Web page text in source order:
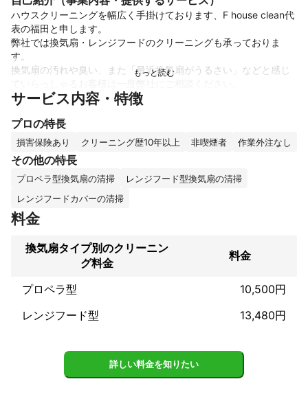
ハウスクリーニングを幅広く手掛けております、F house clean代
表の福田と申します。
弊社では換気扇・レンジフードのクリーニングも承っておりま
す。
換気扇の汚れや臭い、また「最近換気扇がうるさい」などと感じ
プロの手による徹底的なクリーニングで暮らしを快適に改善させ
弊社のスタッフは、大手清掃会社で経験を積んだ後、独立いたし
ました。豊富なノウハウを活かして、換気扇・レンジフードをピ
カピカにいたします。
心をこめて作業いたしますので、ぜひ弊社のサービスをご利用く
ださい。
これまでの実績
大手不動産会社さん、工務店さんより入退居クリーニングの依頼
年間100件以上の実績です。
ゃるお客様からエアコンクリーニングやお風呂デビュー前の浴室
お客様の立場、目線で丁寧に精一杯やらせていただきます。
サービス内容・特徴
プロの特長
損害保険あり クリーニング歴10年以上 非喫煙者 作業外注なし
その他の特長
プロペラ型換気扇の清掃
レンジフード型換気扇の清掃
レンジフードカバーの清掃
料金
換気扇タイプ別のクリーニン
グ料金
料金
プロペラ型
10,500円
レンジフード型
13,480円
詳しい料金を知りたい